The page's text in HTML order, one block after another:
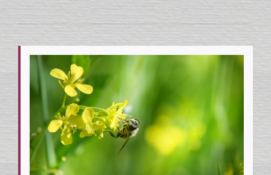
奉獻支持
課程報名
Search